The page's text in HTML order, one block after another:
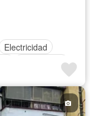
Electricidad
Gas natural
Cuarto de servicio